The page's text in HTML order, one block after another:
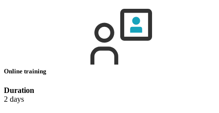
Online training
Duration
2 days